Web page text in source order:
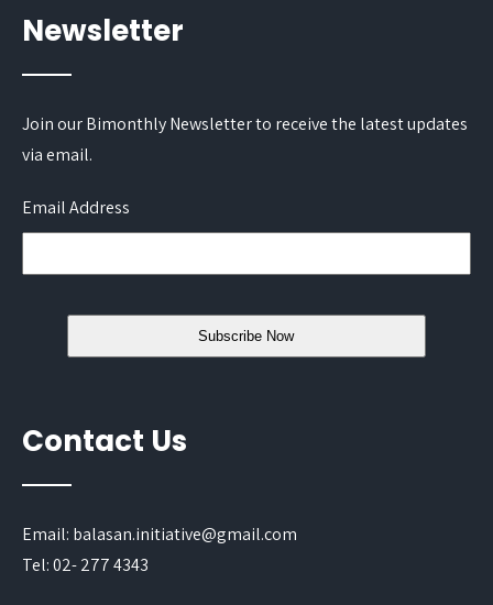
Newsletter
Join our Bimonthly Newsletter to receive the latest updates
via email.
Email Address
Contact Us
Email: balasan.initiative@gmail.com
Tel: 02- 277 4343